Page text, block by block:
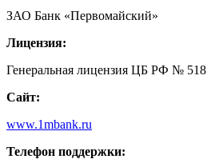
ЗАО Банк «Первомайский»
Лицензия:
Генеральная лицензия ЦБ РФ № 518
Сайт:
www.1mbank.ru
Телефон поддержки: